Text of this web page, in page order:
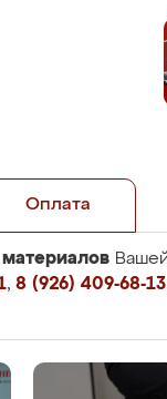
Оплата
, 8 (926) 409-68-13